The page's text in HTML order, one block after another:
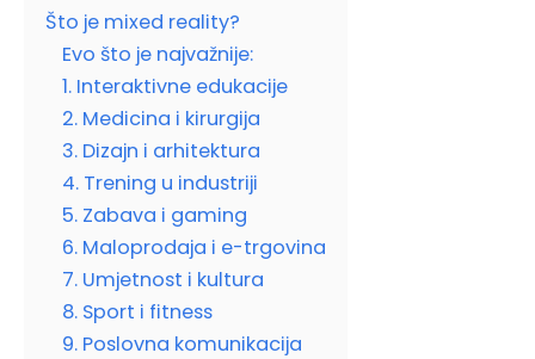
Što je mixed reality?
Evo što je najvažnije:
1. Interaktivne edukacije
2. Medicina i kirurgija
3. Dizajn i arhitektura
4. Trening u industriji
5. Zabava i gaming
6. Maloprodaja i e-trgovina
7. Umjetnost i kultura
8. Sport i fitness
9. Poslovna komunikacija